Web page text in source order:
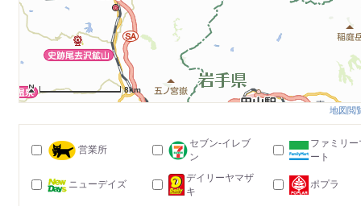
8km
地図閲
営業所
セブン-イレブ
ン
ファミリー
ート
ニューデイズ
デイリーヤマザ
キ
ポプラ